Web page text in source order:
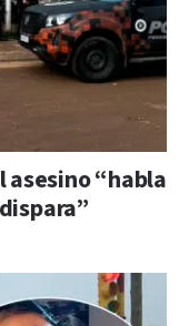
asesino “habla